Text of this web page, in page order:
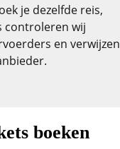
je dezelfde reis,
controleren wij
en verwijzen
boeken